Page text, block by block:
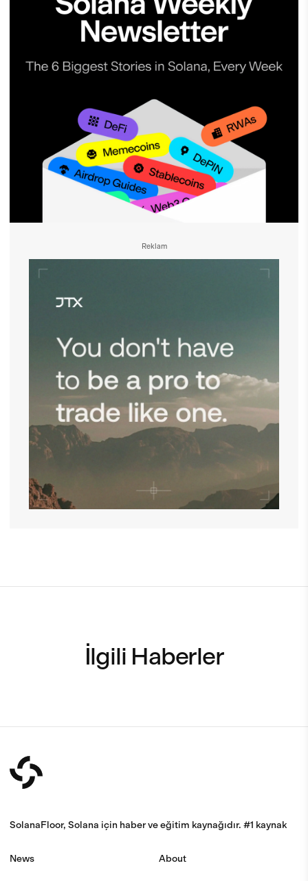
Reklam
İlgili Haberler
SolanaFloor, Solana için haber ve eğitim kaynağıdır. #1 kaynak
News About